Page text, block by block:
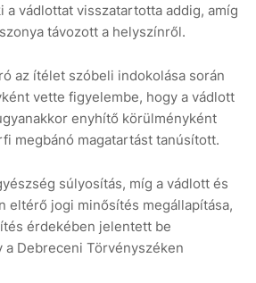
a vádlottat visszatartotta addig, amíg
távozott a helyszínről.
az ítélet szóbeli indokolása során
vette figyelembe, hogy a vádlott
enyhítő körülményként
megbánó magatartást tanúsított.
súlyosítás, míg a vádlott és
eltérő jogi minősítés megállapítása,
érdekében jelentett be
Debreceni Törvényszéken